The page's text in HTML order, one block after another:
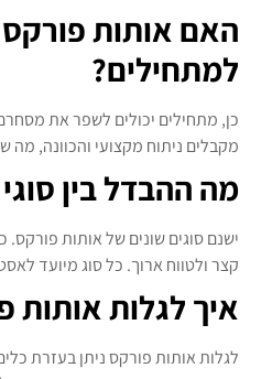
האם אותות
למתחילים?
כן, מתחילים יכולים לשפר את
מקבלים ניתוח מקצועי והכוונה,
מה ההבדל בין
ישנם סוגים שונים של אותות פורקס.
קצר ולטווח ארוך. כל סוג מיועד
איך לגלות אותות
לגלות אותות פורקס ניתן בעזרת